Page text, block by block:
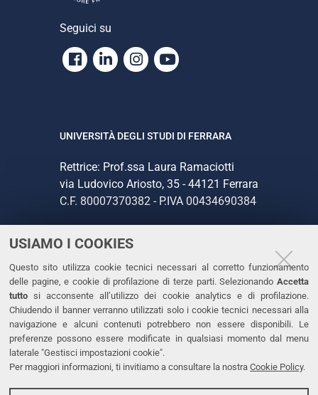
USIAMO I COOKIES
Questo sito utilizza cookie tecnici necessari al corretto funzionamento
delle pagine, e cookie di profilazione di terze parti. Selezionando Accetta
tutto si acconsente all’utilizzo dei cookie analytics e di profilazione.
Chiudendo il banner verranno utilizzati solo i cookie tecnici necessari alla
navigazione e alcuni contenuti potrebbero non essere disponibili. Le
preferenze possono essere modificate in qualsiasi momento dal menu
laterale "Gestisci impostazioni cookie".
Per maggiori informazioni, ti invitiamo a consultare la nostra Cookie Policy.
Seguici su
Facebook
LinkedinInstagram
Youtube
UNIVERSITÀ DEGLI STUDI DI FERRARA
Rettrice: Prof.ssa Laura Ramaciotti
via Ludovico Ariosto, 35 - 44121 Ferrara
C.F. 80007370382 - P.IVA 00434690384
CONTATTI
Tel. +39 0532 293111
Fax. +39 0532 293031
PEC
LINKS